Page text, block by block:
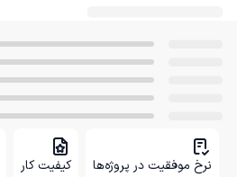
نرخ موفقیت در پروژه‌ها کیفیت کار